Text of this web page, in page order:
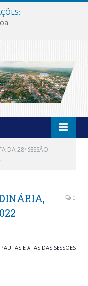
DA 28ª SESSÃO
0
PAUTAS E ATAS DAS SESSÕES